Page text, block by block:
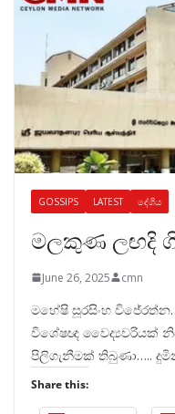
GOSSIPS LATEST දේශීය
මලකුණ ලඟදි
June 26, 2025 cmn
මහේෂි සූරසිංහ
විශේෂඥ වෛද්‍යවරියක්
පිලිගැනීමක් තිබුණා…..
Share this: